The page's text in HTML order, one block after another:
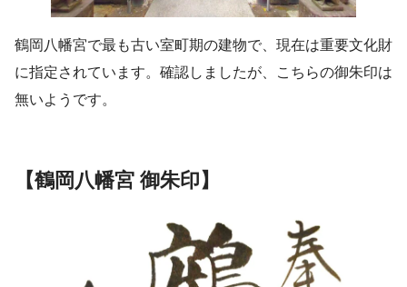
鶴岡八幡宮で最も古い室町期の建物で、現在は重要文化財
に指定されています。確認しましたが、こちらの御朱印は
無いようです。
【鶴岡八幡宮 御朱印】